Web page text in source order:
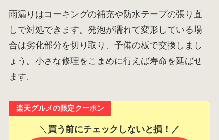
雨漏りはコーキングの補充や防水テープの張り直
しで対処できます。発泡が濡れて変形している場
合は劣化部分を切り取り、予備の板で交換しまし
ょう。小さな修理をこまめに行えば寿命を延ばせ
ます。
楽天グルメの限定クーポン
＼ 買う前にチェックしないと損！／